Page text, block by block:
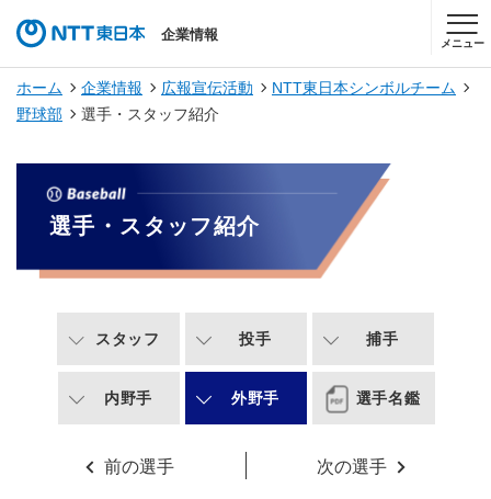
企業情報
メニュー
ホーム 企業情報 広報宣伝活動
NTT東日本シンボルチーム
野球部
選手・スタッフ紹介
選手・スタッフ紹介
スタッフ 投手 捕手
内野手 外野手 選手名鑑
前の選手 次の選手